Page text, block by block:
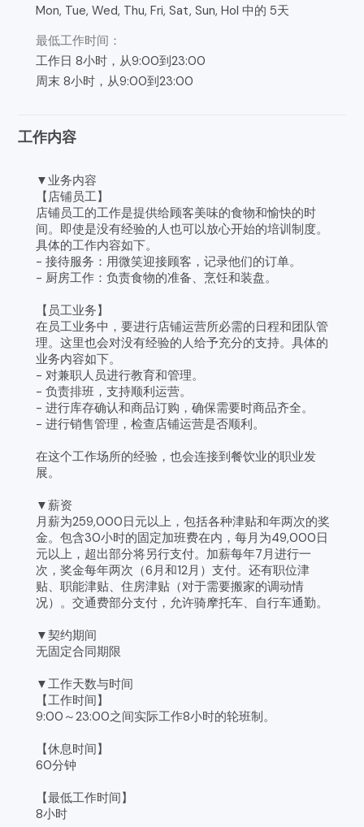
Mon, Tue, Wed, Thu, Fri, Sat, Sun, Hol 中的 5天
最低工作时间：
工作日 8小时，从9:00到23:00
周末 8小时，从9:00到23:00
工作内容
▼业务内容
【店铺员工】
店铺员工的工作是提供给顾客美味的食物和愉快的时
间。即使是没有经验的人也可以放心开始的培训制度。
具体的工作内容如下。
- 接待服务：用微笑迎接顾客，记录他们的订单。
- 厨房工作：负责食物的准备、烹饪和装盘。
【员工业务】
在员工业务中，要进行店铺运营所必需的日程和团队管
理。这里也会对没有经验的人给予充分的支持。具体的
业务内容如下。
- 对兼职人员进行教育和管理。
- 负责排班，支持顺利运营。
- 进行库存确认和商品订购，确保需要时商品齐全。
- 进行销售管理，检查店铺运营是否顺利。
在这个工作场所的经验，也会连接到餐饮业的职业发
展。
▼薪资
月薪为259,000日元以上，包括各种津贴和年两次的奖
金。包含30小时的固定加班费在内，每月为49,000日
元以上，超出部分将另行支付。加薪每年7月进行一
次，奖金每年两次（6月和12月）支付。还有职位津
贴、职能津贴、住房津贴（对于需要搬家的调动情
况）。交通费部分支付，允许骑摩托车、自行车通勤。
▼契约期间
无固定合同期限
▼工作天数与时间
【工作时间】
9:00～23:00之间实际工作8小时的轮班制。
【休息时间】
60分钟
【最低工作时间】
8小时